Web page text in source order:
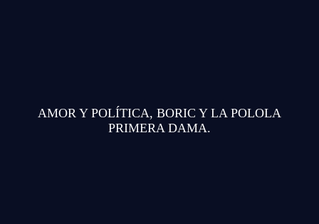
AMOR Y POLÍTICA, BORIC Y LA POLOLA
PRIMERA DAMA.